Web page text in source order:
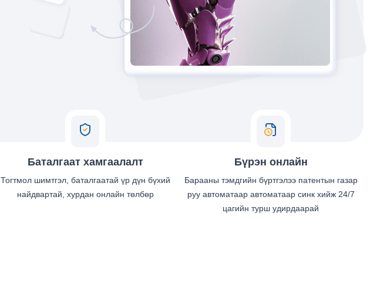
Баталгаат хамгаалалт
Тогтмол шимтгэл, баталгаатай үр дүн бүхий
найдвартай, хурдан онлайн төлбөр
Бүрэн онлайн
Барааны тэмдгийн бүртгэлээ патентын газар
руу автоматаар автоматаар синк хийж 24/7
цагийн турш удирдаарай